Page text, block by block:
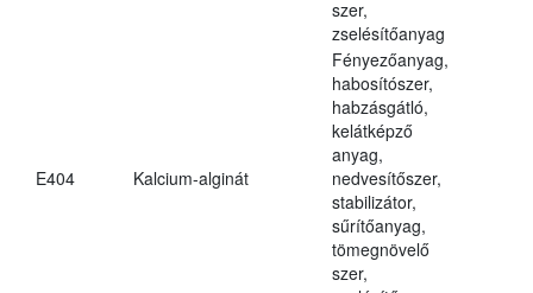
szer,
zselésítőanyag
E404 Kalcium-alginát
Fényezőanyag,
habosítószer,
habzásgátló,
kelátképző
anyag,
nedvesítőszer,
stabilizátor,
sűrítőanyag,
tömegnövelő
szer,